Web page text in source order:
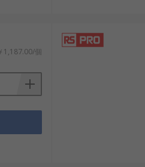
1,187.00/個